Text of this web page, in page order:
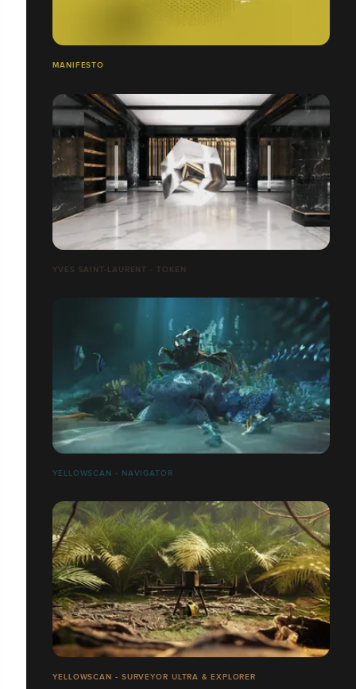
MANIFESTO
YVES SAINT-LAURENT - TOKEN
YELLOWSCAN - NAVIGATOR
YELLOWSCAN - SURVEYOR ULTRA & EXPLORER